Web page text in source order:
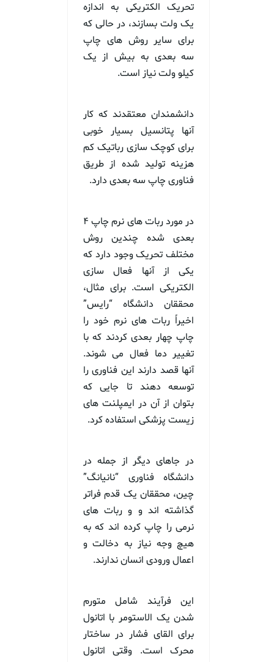
تحریک الکتریکی به اندازه
یک ولت بسازند، در حالی که
برای سایر روش های چاپ
سه بعدی به بیش از یک
کیلو ولت نیاز است.
دانشمندان معتقدند که کار
آنها پتانسیل بسیار خوبی
برای کوچک سازی رباتیک کم
هزینه تولید شده از طریق
فناوری چاپ سه بعدی دارد.
در مورد ربات های نرم چاپ ۴
بعدی شده چندین روش
مختلف تحریک وجود دارد که
یکی از آنها فعال سازی
الکتریکی است. برای مثال،
محققان دانشگاه “رایس”
اخیراً ربات های نرم خود را
چاپ چهار بعدی کردند که با
تغییر دما فعال می شوند.
آنها قصد دارند این فناوری را
توسعه دهند تا جایی که
بتوان از آن در ایمپلنت های
زیست پزشکی استفاده کرد.
در جاهای دیگر از جمله در
دانشگاه فناوری “نانیانگ”
چین، محققان یک قدم فراتر
گذاشته اند و و ربات های
نرمی را چاپ کرده اند که به
هیچ وجه نیاز به دخالت و
اعمال ورودی انسان ندارند.
این فرآیند شامل متورم
شدن یک الاستومر با اتانول
برای القای فشار در ساختار
محرک است. وقتی اتانول